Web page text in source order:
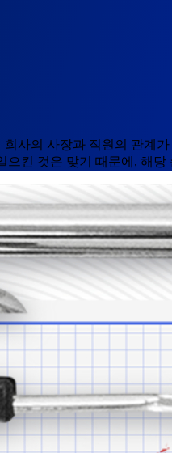
사의 사장과 직원의 관계
으킨 것은 맞기 때문에, 해